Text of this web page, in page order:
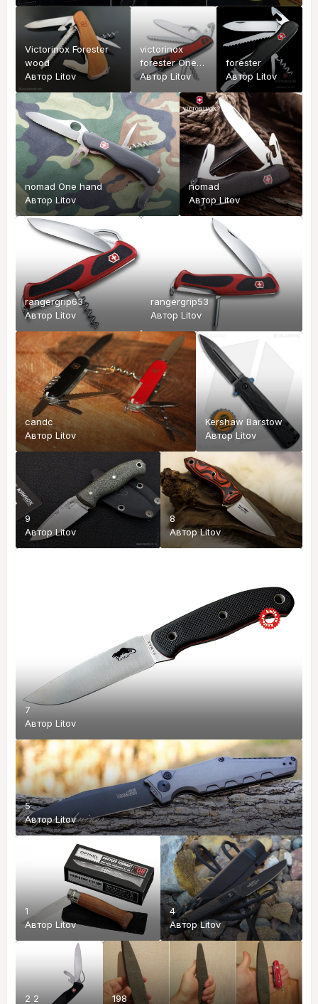
Victorinox Forester
wood
Автор Litov
victorinox
forester One
hand
Автор Litov
forester
АвторLitov
nomad One hand
Автор Litov
nomad
АвторLitov
rangergrip63
Автор Litov
rangergrip53
Автор Litov
candc
Автор Litov
Kershaw Barstow
АвторLitov
9
Автор Litov
8
АвторLitov
7
Автор Litov
5
АвторLitov
1
Автор Litov
4
АвторLitov
2 2 198